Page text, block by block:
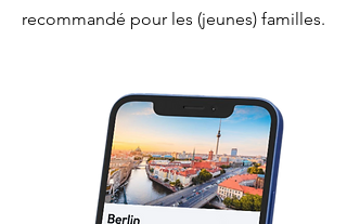
recommandé pour les (jeunes) familles.